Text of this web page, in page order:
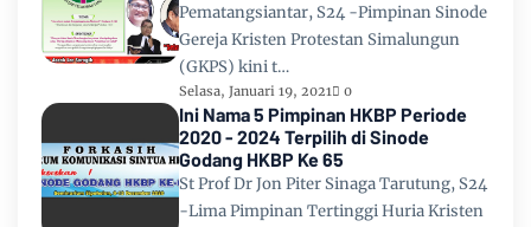
Pematangsiantar, S24 -Pimpinan Sinode
Gereja Kristen Protestan Simalungun
(GKPS) kini t…
Selasa, Januari 19, 2021 0
Ini Nama 5 Pimpinan HKBP Periode
2020 - 2024 Terpilih di Sinode
Godang HKBP Ke 65
St Prof Dr Jon Piter Sinaga Tarutung, S24
-Lima Pimpinan Tertinggi Huria Kristen